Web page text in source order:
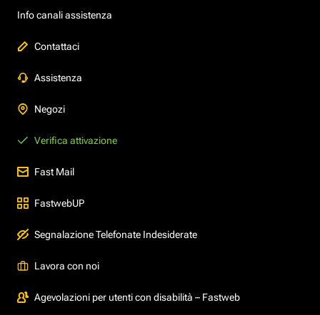
Info canali assistenza
Contattaci
Assistenza
Negozi
Verifica attivazione
Fast Mail
FastwebUP
Segnalazione Telefonate Indesiderate
Lavora con noi
Agevolazioni per utenti con disabilità – Fastweb